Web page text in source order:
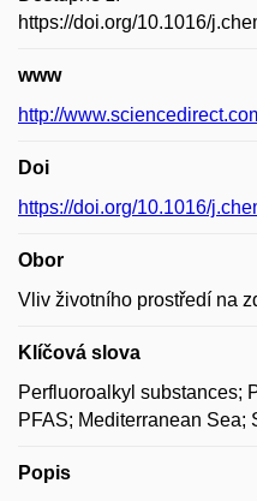
https://doi.org/10.1016/
www
http://
Doi
https://doi.org/10.1016/
Obor
Vliv životního prostředí na
Klíčová slova
Perfluoroalkyl substances;
PFAS; Mediterranean Sea;
Popis